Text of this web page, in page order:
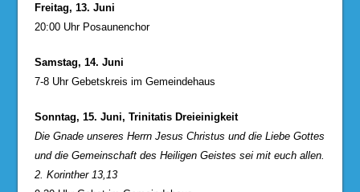
Freitag, 13. Juni
20:00 Uhr Posaunenchor
Samstag, 14. Juni
7-8 Uhr Gebetskreis im Gemeindehaus
Sonntag, 15. Juni, Trinitatis Dreieinigkeit
Die Gnade unseres Herrn Jesus Christus und die Liebe Gottes
und die Gemeinschaft des Heiligen Geistes sei mit euch allen.
2. Korinther 13,13